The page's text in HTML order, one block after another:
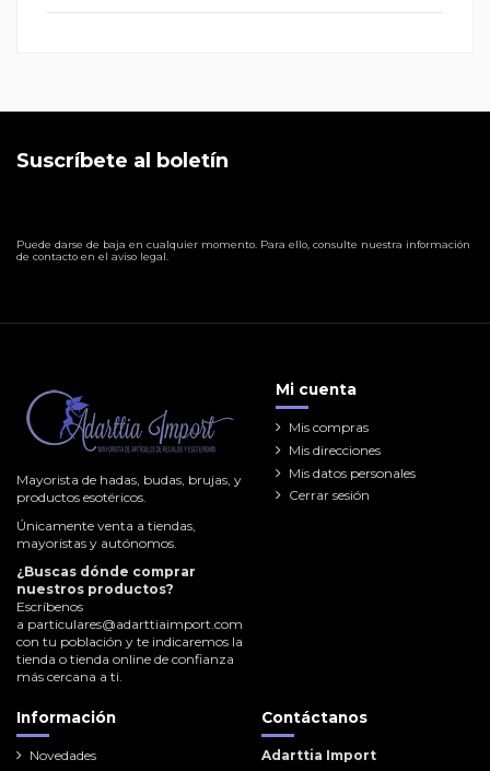
Suscríbete al boletín
Puede darse de baja en cualquier momento. Para ello, consulte nuestra información
de contacto en el aviso legal.
Mayorista de hadas, budas, brujas, y
productos esotéricos.
Únicamente venta a tiendas,
mayoristas y autónomos.
¿Buscas dónde comprar
nuestros productos?
Escríbenos
a particulares@adarttiaimport.com
con tu población y te indicaremos la
tienda o tienda online de confianza
más cercana a ti.
Mi cuenta
Mis compras
Mis direcciones
Mis datos personales
Cerrar sesión
Información
Novedades
Contáctanos
Adarttia Import